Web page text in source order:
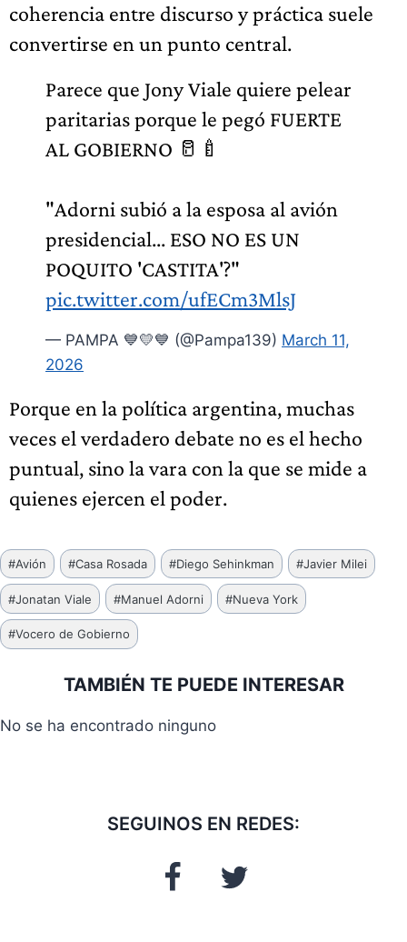
coherencia entre discurso y práctica suele
convertirse en un punto central.
Parece que Jony Viale quiere pelear
paritarias porque le pegó FUERTE
AL GOBIERNO 🥛🍼
"Adorni subió a la esposa al avión
presidencial... ESO NO ES UN
POQUITO 'CASTITA'?"
pic.twitter.com/ufECm3MlsJ
— PAMPA 💙💛💙 (@Pampa139) March 11,
2026
Porque en la política argentina, muchas
veces el verdadero debate no es el hecho
puntual, sino la vara con la que se mide a
quienes ejercen el poder.
Etiquetas
de
la
entrada:
#Avión #Casa Rosada #Diego Sehinkman #Javier Milei
#Jonatan Viale #Manuel Adorni #Nueva York
#Vocero de Gobierno
TAMBIÉN TE PUEDE INTERESAR
No se ha encontrado ninguno
SEGUINOS EN REDES: